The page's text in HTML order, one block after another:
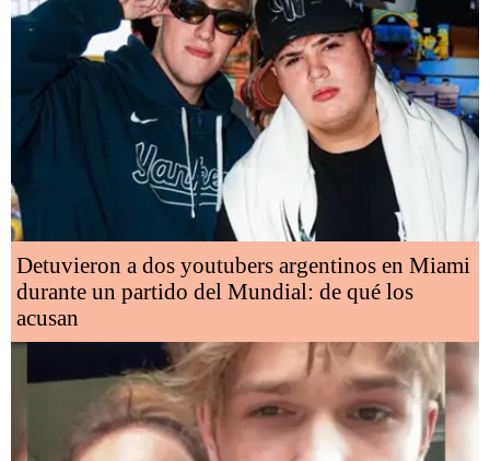
Detuvieron a dos youtubers argentinos en Miami
durante un partido del Mundial: de qué los
acusan